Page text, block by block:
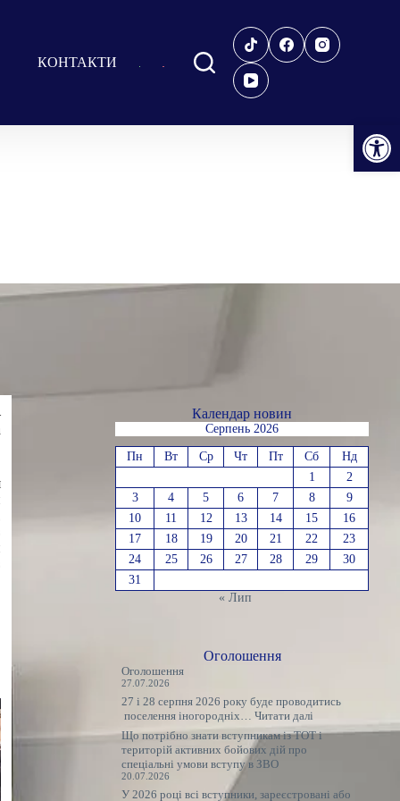
Відкрити Панель інструментів
КОНТАКТИ
Календар новин
Серпень 2026
Пн Вт Ср Чт Пт Сб
Нд
1
2
3
4 5 6 7 8
9
10
11 12 13 14 15
16
17
18 19 20 21 22
23
24
25 26 27 28 29
30
31
« Лип
Оголошення
Оголошення
27.07.2026
27 і 28 серпня 2026 року буде проводитись
поселення іногородніх…Читати далі
Оголошення
Що потрібно знати вступникам із ТОТ і
територій активних бойових дій про
спеціальні умови вступу в ЗВО
20.07.2026
У 2026 році всі вступники, зареєстровані або